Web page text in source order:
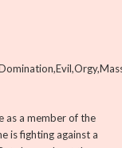
as a member of the
is fighting against a